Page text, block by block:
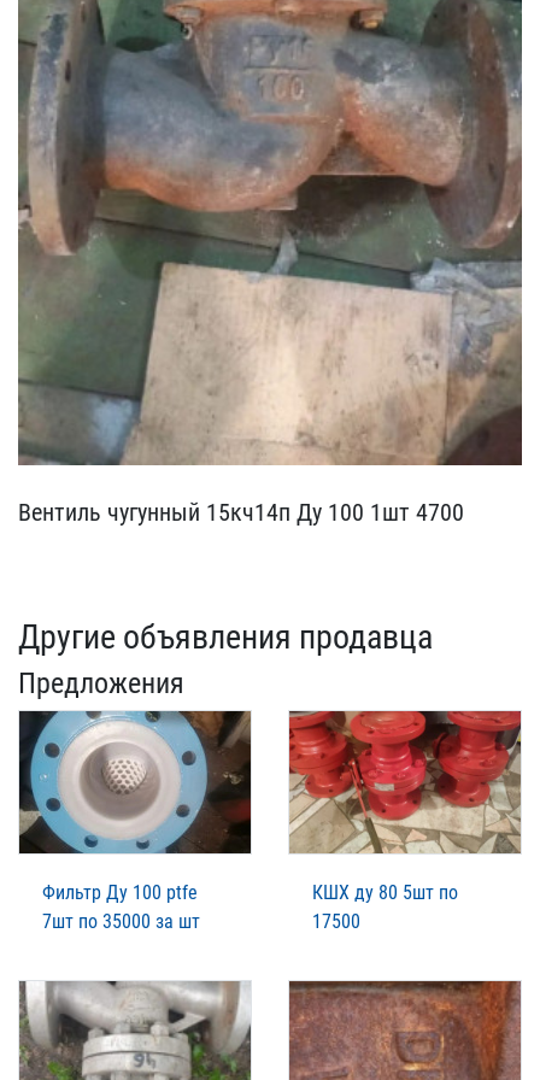
Вентиль чугунный 15кч14п​ Ду 100 1шт 4700
Другие объявления продавца
Предложения
Фильтр Ду 100 ptfe
7шт по 35000 за шт
КШХ ду 80 5шт по
17500